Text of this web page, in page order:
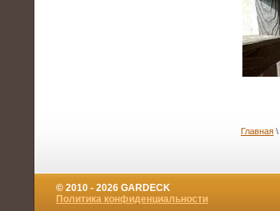
Главная \
© 2010 - 2026 GARDECK
Политика конфиденциальности